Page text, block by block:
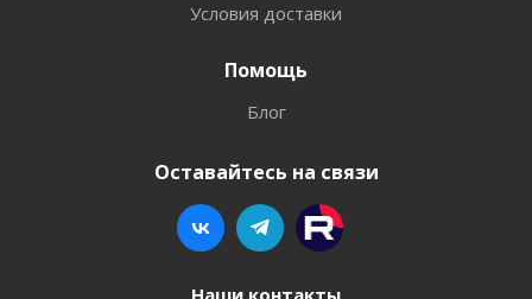
Условия доставки
Помощь
Блог
Оставайтесь на связи
Наши контакты